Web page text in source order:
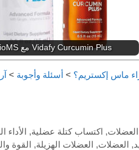
Vidafy Curcumin Plus مع BioMS™
ماس إكستريم؟ > أسئلة وأجوبة >
, اكتساب كتلة عضلية, الأداء
, العضلات, العضلات الهزيلة, القوة